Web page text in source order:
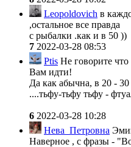
Leopoldovich в
,остальное все правда
с рыбалки .как и в 50 ))
7 2022-03-28 08:53
Ptis Не говорите что
Вам идти!
Да как абычна, в 20 -
....тьфу-тьфу тьфу -
6 2022-03-28 10:28
Нева_Петровна
Наверное , с фразы -